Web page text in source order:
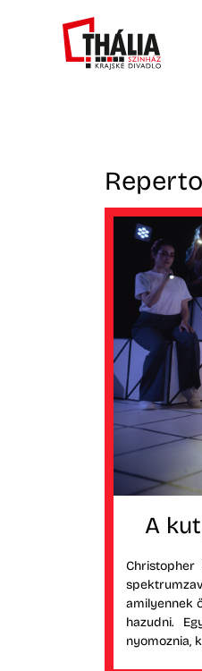
A
amilyennek
hazudni.
nyomoznia,